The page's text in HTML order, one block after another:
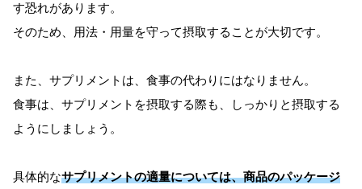
す恐れがあります。
そのため、用法・用量を守って摂取することが大切です。
また、サプリメントは、食事の代わりにはなりません。
食事は、サプリメントを摂取する際も、しっかりと摂取する
ようにしましょう。
具体的なサプリメントの適量については、商品のパッケージ